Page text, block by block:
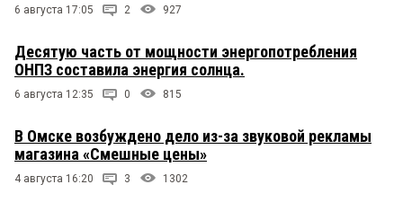
6 августа 17:05 2 927
Десятую часть от мощности энергопотребления
ОНПЗ составила энергия солнца.
6 августа 12:35 0 815
В Омске возбуждено дело из-за звуковой рекламы
магазина «Смешные цены»
4 августа 16:20 3 1302